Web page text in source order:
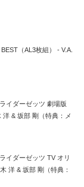
（AL3枚組） - V.A.
イダーゼッツ 劇場版
& 坂部 剛（特典：メ
イダーゼッツ TV オリ
洋 & 坂部 剛（特典：